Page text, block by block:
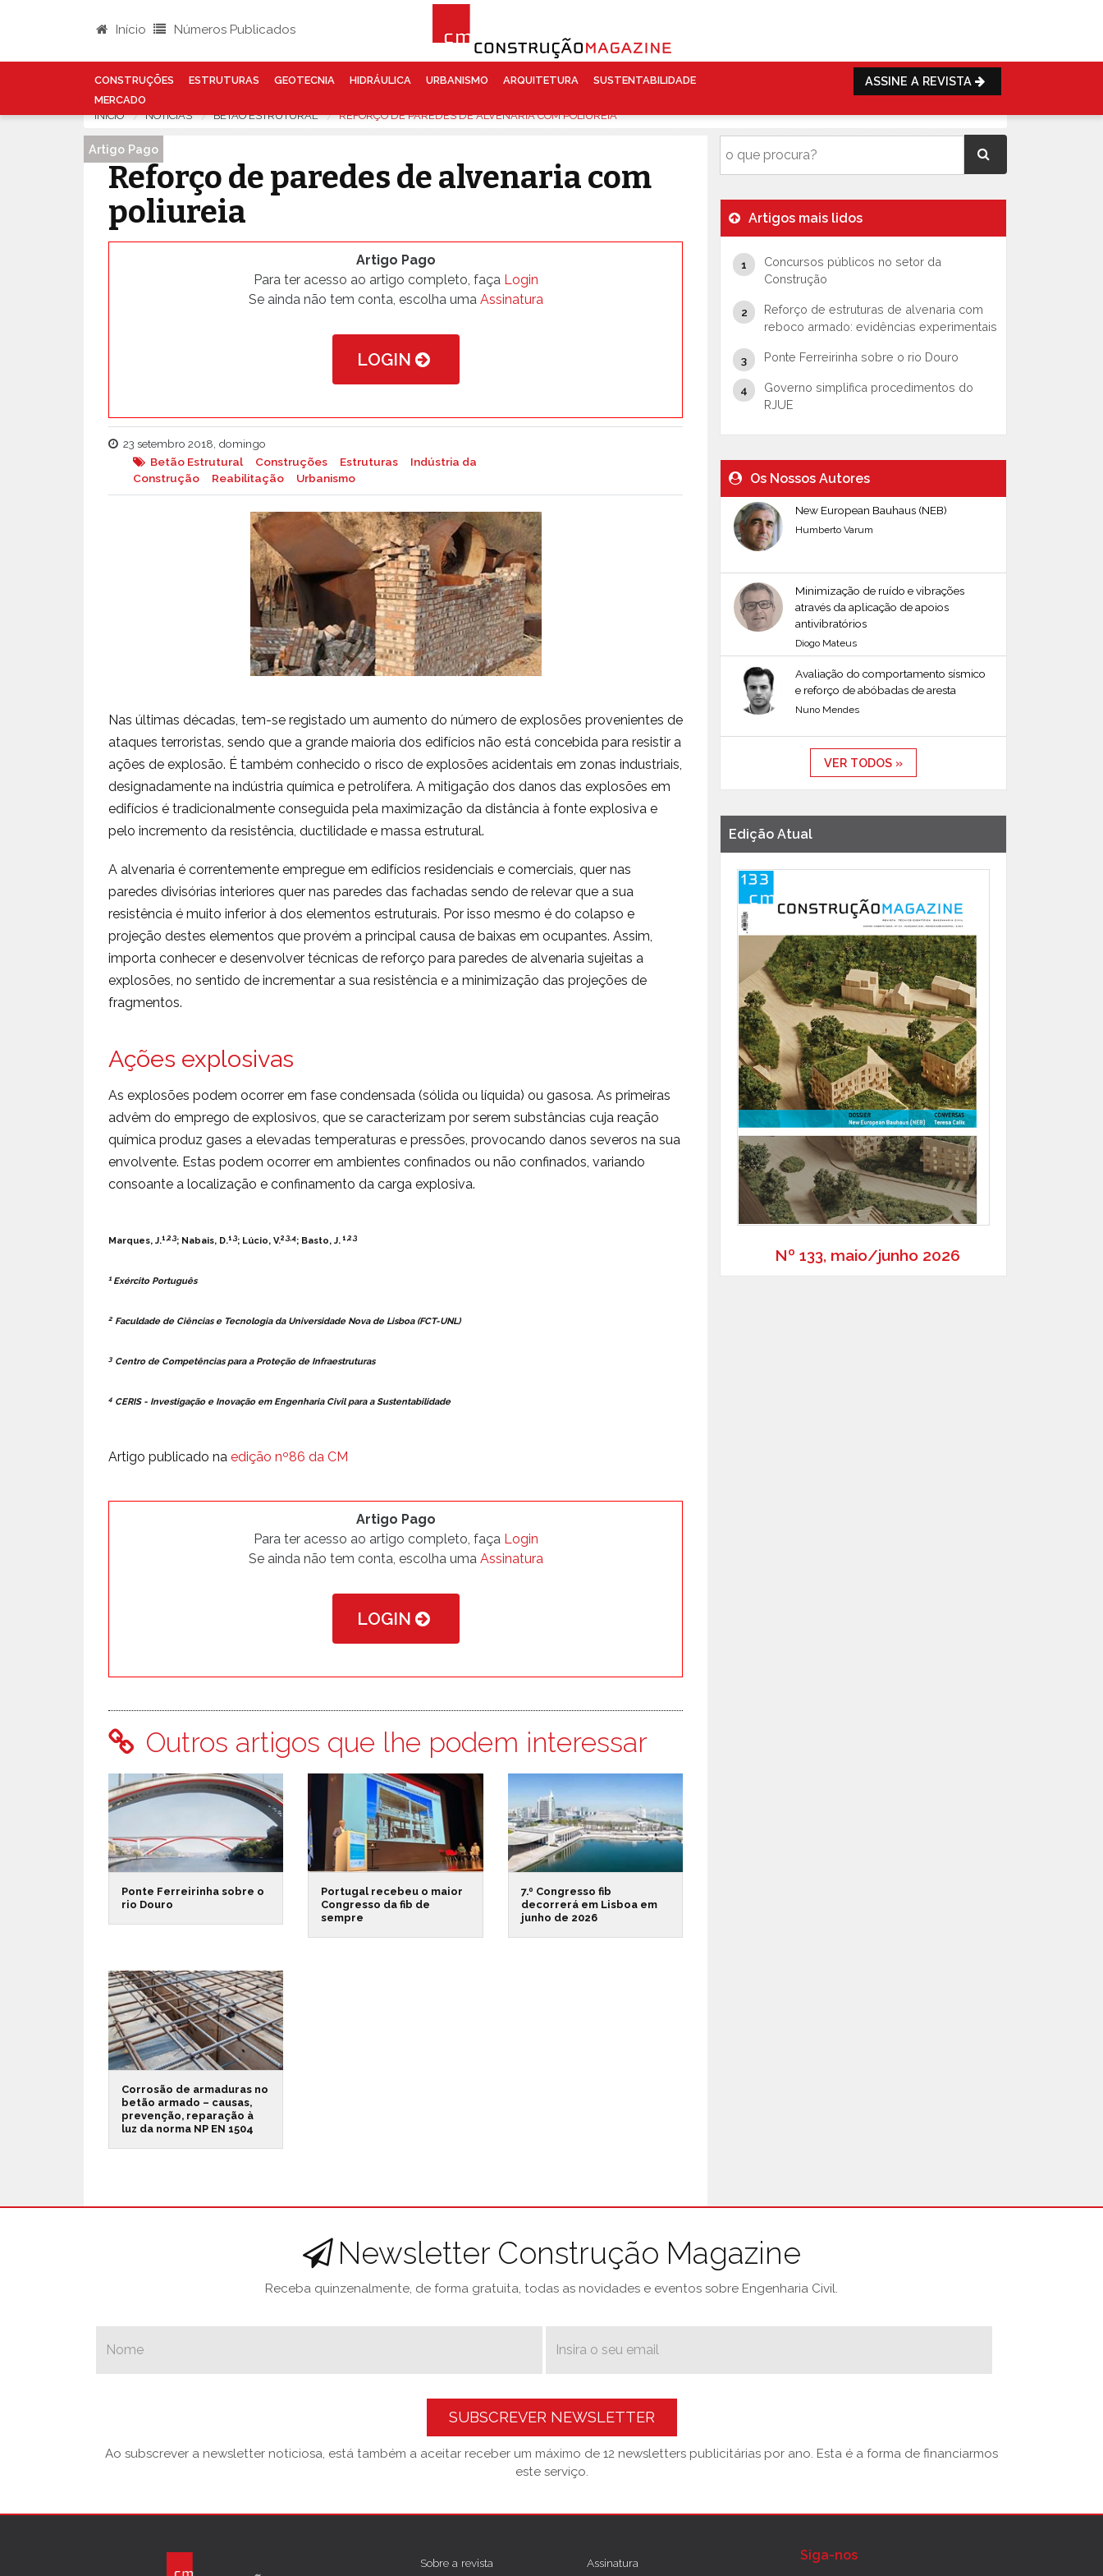
Início Números Publicados
CONSTRUÇÕES ESTRUTURAS GEOTECNIA HIDRÁULICA URBANISMO ARQUITETURA
SUSTENTABILIDADE
MERCADO
ASSINE A REVISTA
INÍCIO NOTÍCIAS BETÃO ESTRUTURAL REFORÇO DE PAREDES DE ALVENARIA COM POLIUREIA
Reforço de paredes de alvenaria com
poliureia
Artigo Pago
Artigo Pago
Para ter acesso ao artigo completo, faça Login
Se ainda não tem conta, escolha uma Assinatura
LOGIN
23 setembro 2018, domingo
Betão Estrutural
Construções Estruturas
Indústria da
Construção
Reabilitação Urbanismo
Nas últimas décadas, tem-se registado um aumento do número de explosões provenientes de
ataques terroristas, sendo que a grande maioria dos edifícios não está concebida para resistir a
ações de explosão. É também conhecido o risco de explosões acidentais em zonas industriais,
designadamente na indústria química e petrolífera. A mitigação dos danos das explosões em
edifícios é tradicionalmente conseguida pela maximização da distância à fonte explosiva e
pelo incremento da resistência, ductilidade e massa estrutural.
A alvenaria é correntemente empregue em edifícios residenciais e comerciais, quer nas
paredes divisórias interiores quer nas paredes das fachadas sendo de relevar que a sua
resistência é muito inferior à dos elementos estruturais. Por isso mesmo é do colapso e
projeção destes elementos que provém a principal causa de baixas em ocupantes. Assim,
importa conhecer e desenvolver técnicas de reforço para paredes de alvenaria sujeitas a
explosões, no sentido de incrementar a sua resistência e a minimização das projeções de
fragmentos.
Ações explosivas
As explosões podem ocorrer em fase condensada (sólida ou líquida) ou gasosa. As primeiras
advêm do emprego de explosivos, que se caracterizam por serem substâncias cuja reação
química produz gases a elevadas temperaturas e pressões, provocando danos severos na sua
envolvente. Estas podem ocorrer em ambientes confinados ou não confinados, variando
consoante a localização e confinamento da carga explosiva.
Marques, J.1,2,3; Nabais, D.1,3; Lúcio, V.2,3,4 ; Basto, J. 1,2,3
1 Exército Português
2 Faculdade de Ciências e Tecnologia da Universidade Nova de Lisboa (FCT-UNL)
3 Centro de Competências para a Proteção de Infraestruturas
4 CERIS - Investigação e Inovação em Engenharia Civil para a Sustentabilidade
Artigo publicado na edição nº86 da CM
Artigo Pago
Artigo Pago
Para ter acesso ao artigo completo, faça Login
Se ainda não tem conta, escolha uma Assinatura
LOGIN
Outros artigos que lhe podem interessar
Ponte Ferreirinha sobre o
rio Douro
Portugal recebeu o maior
Congresso da fib de
sempre
7.º Congresso fib
decorrerá em Lisboa em
junho de 2026
Corrosão de armaduras no
betão armado – causas,
prevenção, reparação à
luz da norma NP EN 1504
Artigos mais lidos
Concursos públicos no setor da
Construção
Reforço de estruturas de alvenaria com
reboco armado: evidências experimentais
Ponte Ferreirinha sobre o rio Douro
Governo simplifica procedimentos do
RJUE
Os Nossos Autores
New European Bauhaus (NEB)
Humberto Varum
Minimização de ruído e vibrações
através da aplicação de apoios
antivibratórios
Diogo Mateus
Avaliação do comportamento sísmico
e reforço de abóbadas de aresta
Nuno Mendes
VER TODOS »
Edição Atual
Nº 133, maio/junho 2026
Newsletter Construção Magazine
Receba quinzenalmente, de forma gratuita, todas as novidades e eventos sobre Engenharia Civil.
SUBSCREVER NEWSLETTER
Ao subscrever a newsletter noticiosa, está também a aceitar receber um máximo de 12 newsletters publicitárias por ano. Esta é a forma de financiarmos
este serviço.
Sobre a revista
Assinatura
Siga-nos